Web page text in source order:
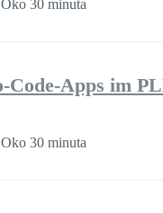
Oko 30 minuta
Code-Apps im
Oko 30 minuta